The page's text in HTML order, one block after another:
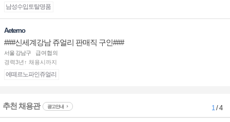
남성수입토탈명품
Aeterno
###신세계강남 쥬얼리 판매직 구인###
서울 강남구
급여협의
경력3년↑ 채용시까지
에떼르노파인쥬얼리
추천 채용관 광고안내 1/ 4